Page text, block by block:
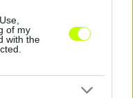
of my
with the
határozatot
kiegészítő forrást
részén, a